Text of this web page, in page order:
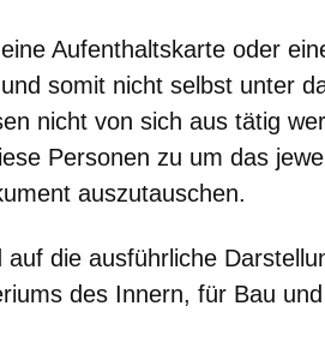
Aufenthaltskarte oder
somit nicht selbst unter
nicht von sich aus tätig
Personen zu um das
auszutauschen.
die ausführliche
des Innern, für Bau